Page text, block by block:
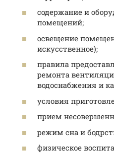
содержание и
помещений;
освещение
искусственное);
правила
ремонта
водоснабжения и
условия
прием
режим сна и
физическое